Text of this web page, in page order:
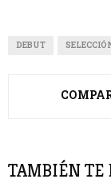
DEBUT
TAMBIÉN TE